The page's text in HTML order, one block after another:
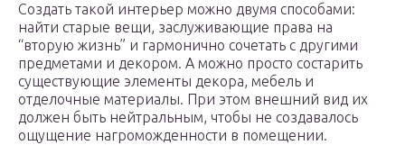
Создать такой интерьер можно двумя способами:
найти старые вещи, заслуживающие права на
“вторую жизнь” и гармонично сочетать с другими
предметами и декором. А можно просто состарить
существующие элементы декора, мебель и
отделочные материалы. При этом внешний вид их
должен быть нейтральным, чтобы не создавалось
ощущение нагроможденности в помещении.